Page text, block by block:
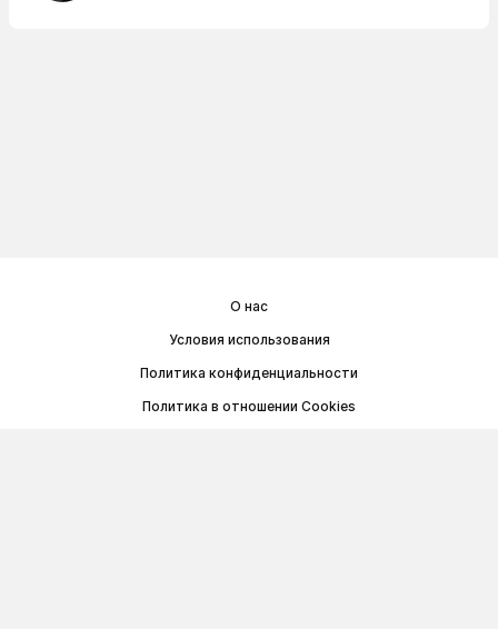
О нас
Условия использования
Политика конфиденциальности
Политика в отношении Cookies